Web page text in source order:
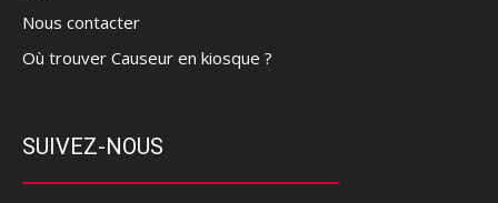
Nous contacter
Où trouver Causeur en kiosque ?
SUIVEZ-NOUS